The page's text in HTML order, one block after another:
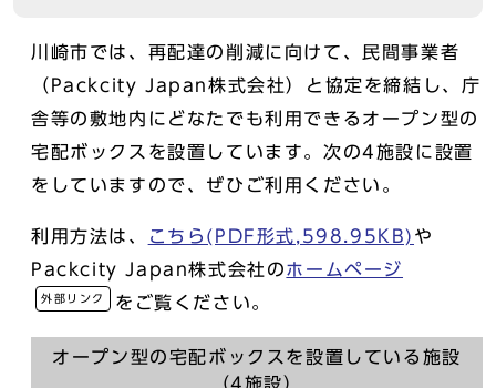
川崎市では、再配達の削減に向けて、民間事業者
（Packcity Japan株式会社）と協定を締結し、庁
舎等の敷地内にどなたでも利用できるオープン型の
宅配ボックスを設置しています。次の4施設に設置
をしていますので、ぜひご利用ください。
利用方法は、 こちら(PDF形式,598.95KB) や
Packcity Japan株式会社のホームページ
外部リンク をご覧ください。
オープン型の宅配ボックスを設置している施設
（4施設）